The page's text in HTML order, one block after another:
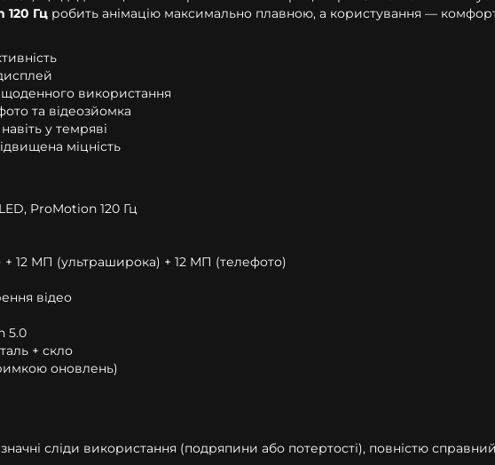
120 Гц робить анімацію максимально плавною, а користування —
використання
та відеозйомка
у темряві
міцність
ProMotion 120 Гц
12 МП (ультраширока) + 12 МП (телефото)
відео
5.0
+ скло
оновлень)
сліди використання (подряпини або потертості), повністю